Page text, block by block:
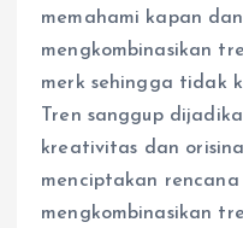
memahami kapan
mengkombinasikan
merk sehingga tidak
Tren sanggup
kreativitas dan
menciptakan
mengkombinasikan